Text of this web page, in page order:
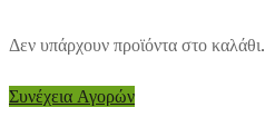
Δεν υπάρχουν προϊόντα στο καλάθι.
Συνέχεια Αγορών